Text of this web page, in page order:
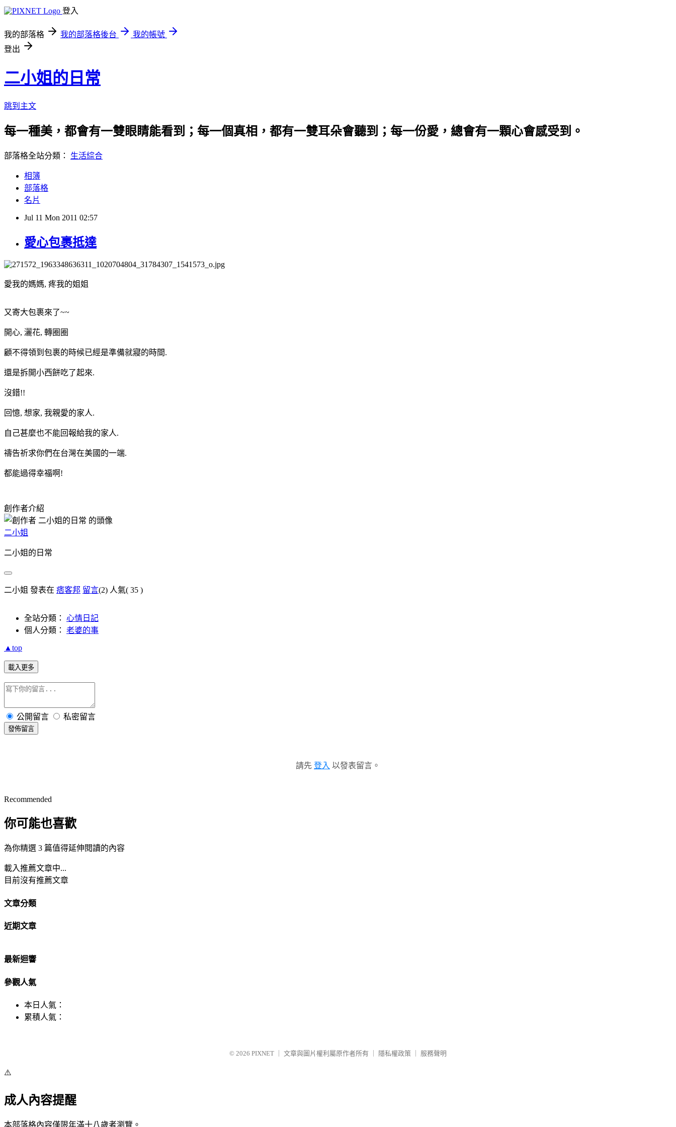
登入
我的部落格 我的部落格後台
我的帳號
登出
二小姐的日常
跳到主文
每一種美，都會有一雙眼睛能看到；每一個真相，都有一雙耳朵會聽到；每一份愛，總會有一顆心會感受到。
部落格全站分類： 生活綜合
相簿
部落格
名片
Jul 11 Mon 2011 02:57
愛心包裹抵達
愛我的媽媽, 疼我的姐姐
又寄大包裹來了~~
開心, 灑花, 轉圈圈
顧不得領到包裹的時候已經是準備就寢的時間.
還是拆開小西餅吃了起來.
沒錯!!
回憶, 想家, 我親愛的家人.
自己甚麼也不能回報給我的家人.
禱告祈求你們在台灣在美國的一端.
都能過得幸福啊!
創作者介紹
二小姐
二小姐的日常
二小姐 發表在 痞客邦 留言(2) 人氣( 35 )
全站分類： 心情日記
個人分類： 老婆的事
▲top
載入更多
公開留言 私密留言
發佈留言
請先 登入 以發表留言。
Recommended
你可能也喜歡
為你精選 3 篇值得延伸閱讀的內容
載入推薦文章中...
目前沒有推薦文章
文章分類
近期文章
最新迴響
參觀人氣
本日人氣：
累積人氣：
© 2026 PIXNET 文章與圖片權利屬原作者所有 隱私權政策 服務聲明
⚠️
成人內容提醒
本部落格內容僅限年滿十八歲者瀏覽。